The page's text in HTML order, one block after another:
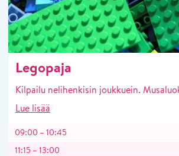
Legopaja
Kilpailu nelihenkisin joukkuein.
Lue lisää
09:00 – 10:45
11:15 – 13:00